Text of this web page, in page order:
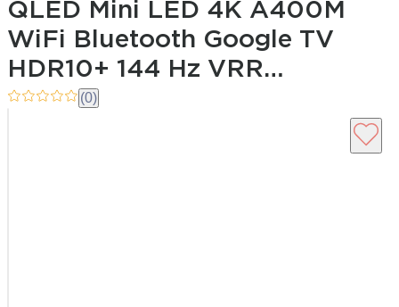
QLED Mini LED 4K A400M
WiFi Bluetooth Google TV
HDR10+ 144 Hz VRR
98A400M
(0)